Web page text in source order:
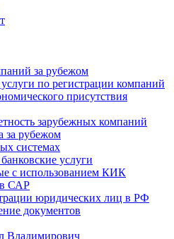
за рубежом
по регистрации компаний
присутствия
зарубежных компаний
за рубежом
системах
услуги
с использованием КИК
САР
юридических лиц в РФ
документов
Владимирович